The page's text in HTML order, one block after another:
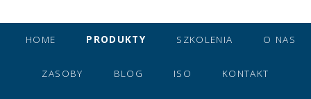
HOME PRODUKTY SZKOLENIA O NAS
ZASOBY BLOG ISO KONTAKT